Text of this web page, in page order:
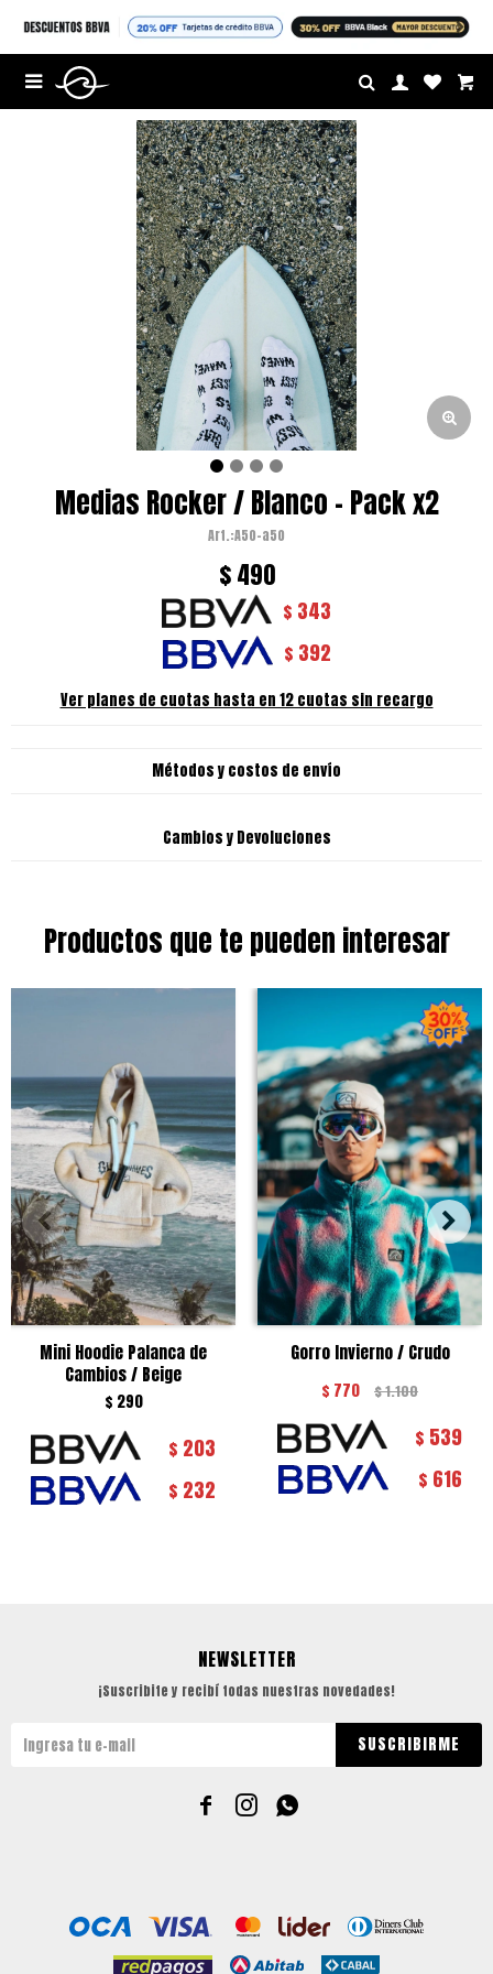


Medias Rocker / Blanco - Pack x2
A50-a50
$490
$ 343
$ 392
Ver planes de cuotas hasta en 12 cuotas sin recargo
Métodos y costos de envío
Cambios y Devoluciones
Productos que te pueden interesar
Mini Hoodie Palanca de
Cambios / Beige
$ 290
$ 203
$ 232
Gorro Invierno / Crudo
$ 770 $1.100
$ 539
$ 616
NEWSLETTER
¡Suscribite y recibí todas nuestras novedades!
SUSCRIBIRME
  